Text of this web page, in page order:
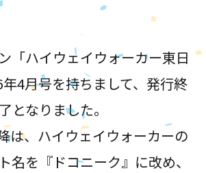
「ハイウェイウォーカー東日
4月号を持ちまして、発行終
了となりました。
は、ハイウェイウォーカーの
名を『ドコニーク』に改め、